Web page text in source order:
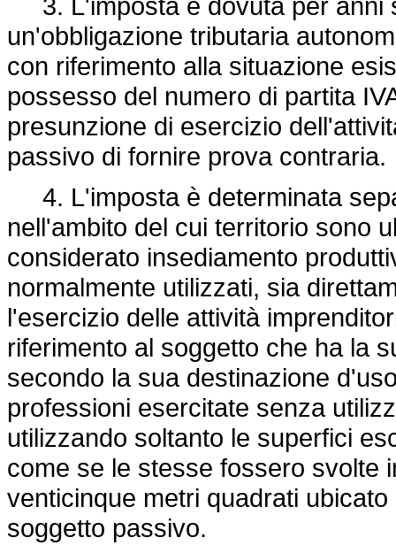
un'obbligazione tributaria
con riferimento alla situazione
possesso del numero di partita
presunzione di esercizio
passivo di fornire prova contraria.
4. L'imposta è determinata
nell'ambito del cui territorio sono
considerato insediamento
normalmente utilizzati, sia
l'esercizio delle attività
riferimento al soggetto che ha la
secondo la sua destinazione
professioni esercitate senza
utilizzando soltanto le superfici
come se le stesse fossero svolte
venticinque metri quadrati
soggetto passivo.